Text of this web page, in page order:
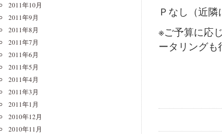
Ｐなし（近
※ご予算に応
ータリング
2011年10月
2011年9月
2011年8月
2011年7月
2011年6月
2011年5月
2011年4月
2011年3月
2011年1月
2010年12月
2010年11月